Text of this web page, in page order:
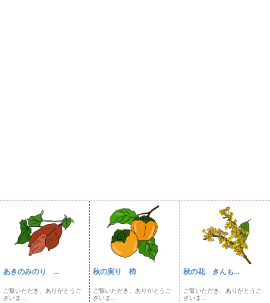
あきのみのり ...
ご覧いただき、ありがとうご
ざいま...
秋の実り 柿
ご覧いただき、ありがとうご
ざいま...
秋の花 きんも...
ご覧いただき、ありがとうご
ざいま...